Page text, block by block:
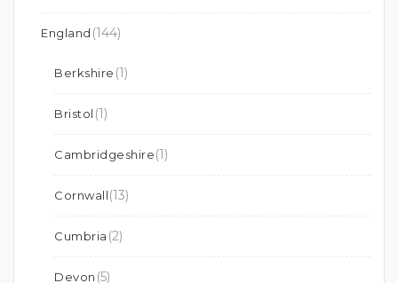
England (144)
Berkshire (1)
Bristol (1)
Cambridgeshire(1)
Cornwall(13)
Cumbria (2)
Devon (5)